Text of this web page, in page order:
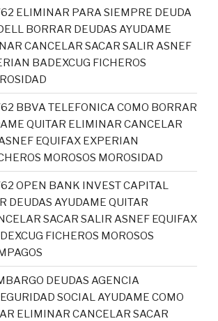
ELIMINAR PARA SIEMPRE DEUDA
BORRAR DEUDAS AYUDAME
CANCELAR SACAR SALIR ASNEF
BADEXCUG FICHEROS
BBVA TELEFONICA COMO BORRAR
QUITAR ELIMINAR CANCELAR
EQUIFAX EXPERIAN
MOROSOS MOROSIDAD
OPEN BANK INVEST CAPITAL
DEUDAS AYUDAME QUITAR
SACAR SALIR ASNEF EQUIFAX
FICHEROS MOROSOS
DEUDAS AGENCIA
SOCIAL AYUDAME COMO
ELIMINAR CANCELAR SACAR